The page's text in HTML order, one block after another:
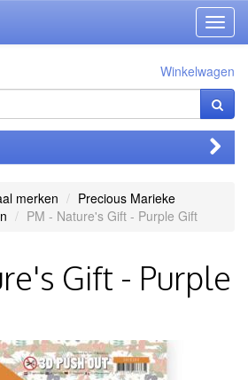
Winkelwagen
merken
Precious Marieke
PM - Nature's Gift - Purple Gift
Gift - Purple